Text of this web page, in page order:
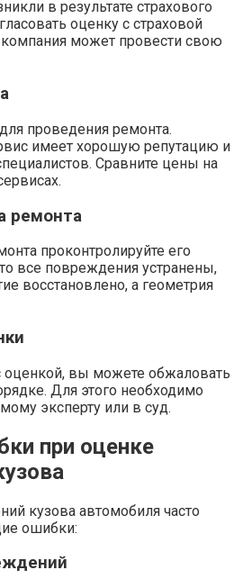
в результате страхового
оценку с страховой
может провести свою
проведения ремонта.
имеет хорошую репутацию и
Сравните цены на
ремонта
проконтролируйте его
все повреждения устранены,
восстановлено, а геометрия
оценкой, вы можете обжаловать
Для этого необходимо
эксперту или в суд.
при оценке
кузова автомобиля часто
ошибки: